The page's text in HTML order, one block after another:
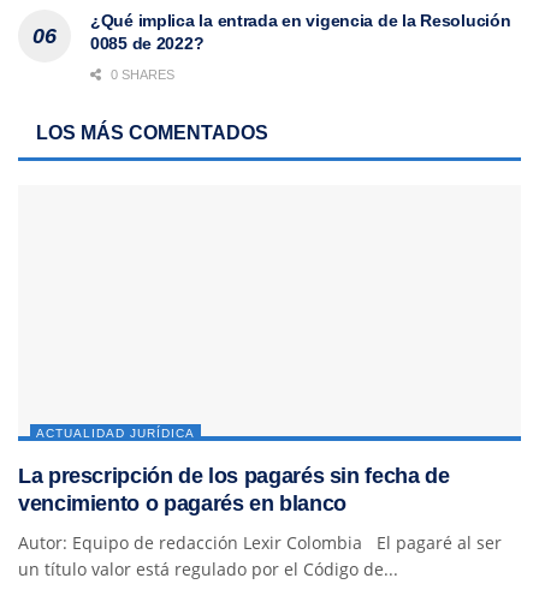
¿Qué implica la entrada en vigencia de la Resolución
0085 de 2022?
0 SHARES
LOS MÁS COMENTADOS
ACTUALIDAD JURÍDICA
La prescripción de los pagarés sin fecha de
vencimiento o pagarés en blanco
Autor: Equipo de redacción Lexir Colombia El pagaré al ser
un título valor está regulado por el Código de...